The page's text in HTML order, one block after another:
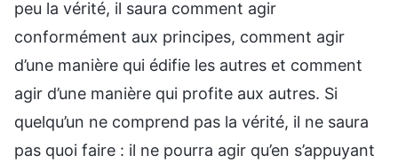
peu la vérité, il saura comment agir
conformément aux principes, comment agir
d’une manière qui édifie les autres et comment
agir d’une manière qui profite aux autres. Si
quelqu’un ne comprend pas la vérité, il ne saura
pas quoi faire : il ne pourra agir qu’en s’appuyant